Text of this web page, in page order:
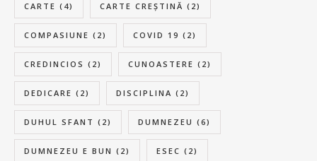
CARTE (4) CARTE CREȘTINĂ (2)
COMPASIUNE (2) COVID 19 (2)
CREDINCIOS (2) CUNOASTERE (2)
DEDICARE (2) DISCIPLINA (2)
DUHUL SFANT (2) DUMNEZEU (6)
DUMNEZEU E BUN (2) ESEC (2)